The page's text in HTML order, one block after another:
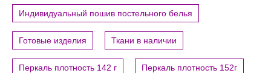
Индивидуальный пошив постельного белья
Готовые изделия Ткани в наличии
Перкаль плотность 142 г Перкаль плотность 152г